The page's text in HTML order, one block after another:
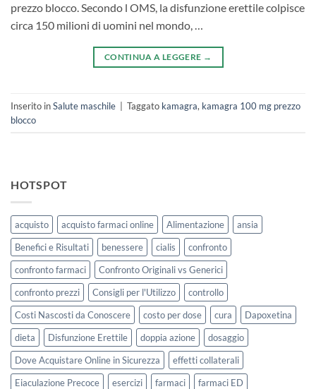
prezzo blocco. Secondo l OMS, la disfunzione erettile colpisce
circa 150 milioni di uomini nel mondo, …
CONTINUA A LEGGERE →
Inserito inSalute maschile Taggato kamagra, kamagra 100 mg prezzo
blocco
HOTSPOT
acquisto acquisto farmaci online Alimentazione
ansia
Benefici e Risultati
benessere cialis
confronto
confronto farmaci
Confronto Originali vs Generici
confronto prezzi
Consigli per l'Utilizzo
controllo
Costi Nascosti da Conoscere
costo per dose cura
Dapoxetina
dieta
Disfunzione Erettile doppia azione
dosaggio
Dove Acquistare Online in Sicurezza
effetti collaterali
Eiaculazione Precoce
esercizi farmaci
farmaci ED